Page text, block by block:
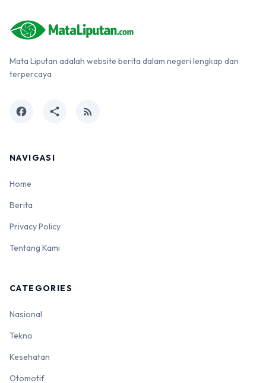
Mata Liputan adalah website berita dalam negeri lengkap dan
terpercaya
facebook share rss_feed
NAVIGASI
Home
Berita
Privacy Policy
Tentang Kami
CATEGORIES
Nasional
Tekno
Kesehatan
Otomotif